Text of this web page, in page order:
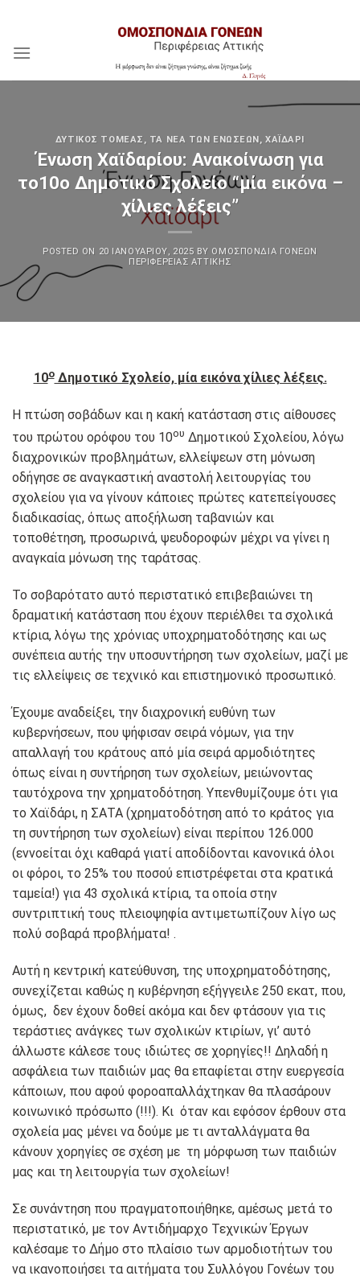
content
ΔΥΤΙΚΌΣ ΤΟΜΈΑΣ , ΤΑ ΝΈΑ ΤΩΝ ΕΝΏΣΕΩΝ,ΧΑΪΔΆΡΙ
Ένωση Χαϊδαρίου: Ανακοίνωση για
το10ο Δημοτικό Σχολείο “μία εικόνα –
χίλιες λέξεις”
POSTED ON 20 ΙΑΝΟΥΑΡΊΟΥ, 2025 BY ΟΜΟΣΠΟΝΔΊΑ ΓΟΝΈΩΝ
ΠΕΡΙΦΈΡΕΙΑΣ ΑΤΤΙΚΉΣ
10οΔημοτικό Σχολείο, μία εικόνα χίλιες λέξεις.
Η πτώση σοβάδων και η κακή κατάσταση στις αίθουσες
του πρώτου ορόφου του 10ου Δημοτικού Σχολείου, λόγω
διαχρονικών προβλημάτων, ελλείψεων στη μόνωση
οδήγησε σε αναγκαστική αναστολή λειτουργίας του
σχολείου για να γίνουν κάποιες πρώτες κατεπείγουσες
διαδικασίας, όπως αποξήλωση ταβανιών και
τοποθέτηση, προσωρινά, ψευδοροφών μέχρι να γίνει η
αναγκαία μόνωση της ταράτσας.
Το σοβαρότατο αυτό περιστατικό επιβεβαιώνει τη
δραματική κατάσταση που έχουν περιέλθει τα σχολικά
κτίρια, λόγω της χρόνιας υποχρηματοδότησης και ως
συνέπεια αυτής την υποσυντήρηση των σχολείων, μαζί με
τις ελλείψεις σε τεχνικό και επιστημονικό προσωπικό.
Έχουμε αναδείξει, την διαχρονική ευθύνη των
κυβερνήσεων, που ψήφισαν σειρά νόμων, για την
απαλλαγή του κράτους από μία σειρά αρμοδιότητες
όπως είναι η συντήρηση των σχολείων, μειώνοντας
ταυτόχρονα την χρηματοδότηση. Υπενθυμίζουμε ότι για
το Χαϊδάρι, η ΣΑΤΑ (χρηματοδότηση από το κράτος για
τη συντήρηση των σχολείων) είναι περίπου 126.000
(εννοείται όχι καθαρά γιατί αποδίδονται κανονικά όλοι
οι φόροι, το 25% του ποσού επιστρέφεται στα κρατικά
ταμεία!) για 43 σχολικά κτίρια, τα οποία στην
συντριπτική τους πλειοψηφία αντιμετωπίζουν λίγο ως
πολύ σοβαρά προβλήματα! .
Αυτή η κεντρική κατεύθυνση, της υποχρηματοδότησης,
συνεχίζεται καθώς η κυβέρνηση εξήγγειλε 250 εκατ, που,
όμως, δεν έχουν δοθεί ακόμα και δεν φτάσουν για τις
τεράστιες ανάγκες των σχολικών κτιρίων, γι’ αυτό
άλλωστε κάλεσε τους ιδιώτες σε χορηγίες!! Δηλαδή η
ασφάλεια των παιδιών μας θα επαφίεται στην ευεργεσία
κάποιων, που αφού φοροαπαλλάχτηκαν θα πλασάρουν
κοινωνικό πρόσωπο (!!!). Κι όταν και εφόσον έρθουν στα
σχολεία μας μένει να δούμε με τι ανταλλάγματα θα
κάνουν χορηγίες σε σχέση με τη μόρφωση των παιδιών
μας και τη λειτουργία των σχολείων!
Σε συνάντηση που πραγματοποιήθηκε, αμέσως μετά το
περιστατικό, με τον Αντιδήμαρχο Τεχνικών Έργων
καλέσαμε το Δήμο στο πλαίσιο των αρμοδιοτήτων του
να ικανοποιήσει τα αιτήματα του Συλλόγου Γονέων του